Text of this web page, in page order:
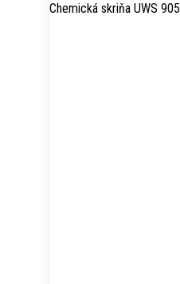
Chemická skriňa UWS 905